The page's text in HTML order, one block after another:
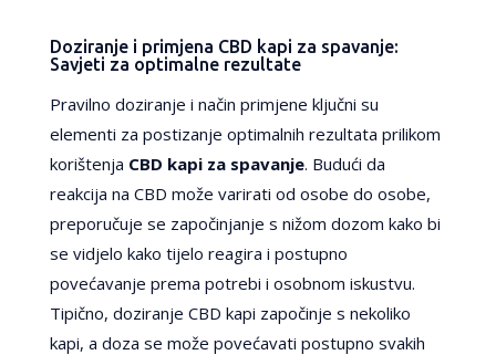
Doziranje i primjena CBD kapi za spavanje:
Savjeti za optimalne rezultate
Pravilno doziranje i način primjene ključni su
elementi za postizanje optimalnih rezultata prilikom
korištenja CBD kapi za spavanje. Budući da
reakcija na CBD može varirati od osobe do osobe,
preporučuje se započinjanje s nižom dozom kako bi
se vidjelo kako tijelo reagira i postupno
povećavanje prema potrebi i osobnom iskustvu.
Tipično, doziranje CBD kapi započinje s nekoliko
kapi, a doza se može povećavati postupno svakih